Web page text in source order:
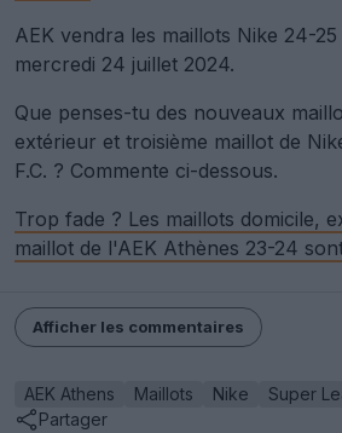
AEK vendra les maillots Nike 24-
mercredi 24 juillet 2024.
Que penses-tu des nouveaux
extérieur et troisième maillot de
F.C. ? Commente ci-dessous.
Trop fade ? Les maillots domicile,
maillot de l'AEK Athènes 23-24
Afficher les commentaires
AEK Athens Maillots Nike
Super
Partager